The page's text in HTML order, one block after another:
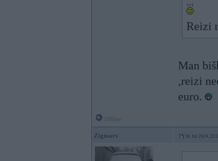
Reizi
Man
,reizi
euro.
Zigmars 18. Jul 2024,